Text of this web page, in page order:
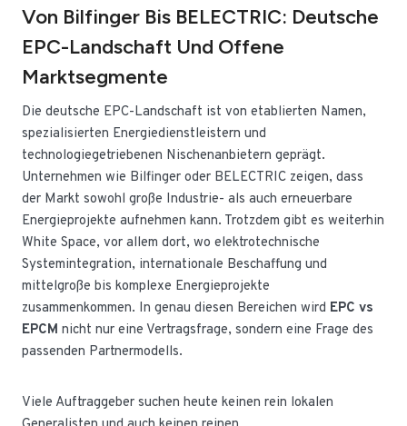
Von Bilfinger Bis BELECTRIC: Deutsche
EPC-Landschaft Und Offene
Marktsegmente
Die deutsche EPC-Landschaft ist von etablierten Namen,
spezialisierten Energiedienstleistern und
technologiegetriebenen Nischenanbietern geprägt.
Unternehmen wie Bilfinger oder BELECTRIC zeigen, dass
der Markt sowohl große Industrie- als auch erneuerbare
Energieprojekte aufnehmen kann. Trotzdem gibt es weiterhin
White Space, vor allem dort, wo elektrotechnische
Systemintegration, internationale Beschaffung und
mittelgroße bis komplexe Energieprojekte
zusammenkommen. In genau diesen Bereichen wird EPC vs
EPCM nicht nur eine Vertragsfrage, sondern eine Frage des
passenden Partnermodells.
Viele Auftraggeber suchen heute keinen rein lokalen